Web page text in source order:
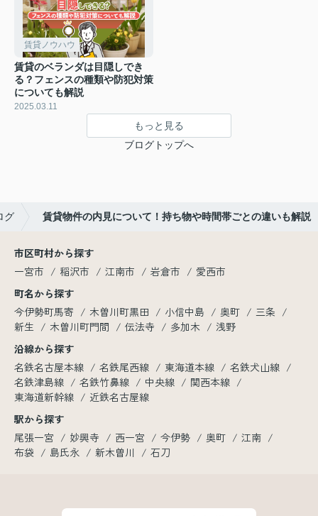
賃貸ノウハウ
賃貸のベランダは目隠しでき
る？フェンスの種類や防犯対策
についても解説
2025.03.11
もっと見る
ブログトップへ
グ 賃貸物件の内見について！持ち物や時間帯ごとの違いも解説
市区町村から探す
一宮市
稲沢市 江南市 岩倉市
愛西市
町名から探す
今伊勢町馬寄
木曽川町黒田 小信中島 奥町
三条
新生
木曽川町門間 伝法寺 多加木
浅野
沿線から探す
名鉄名古屋本線
名鉄尾西線 東海道本線
名鉄犬山線
名鉄津島線
名鉄竹鼻線 中央線
関西本線
東海道新幹線
近鉄名古屋線
駅から探す
尾張一宮
妙興寺 西一宮 今伊勢 奥町
江南
布袋
島氏永 新木曽川 石刀